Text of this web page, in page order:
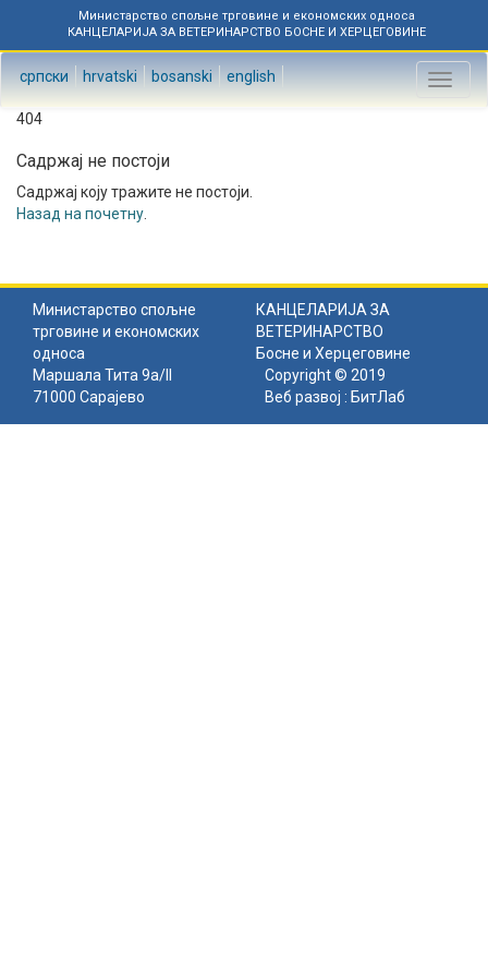
Министарство спољне трговине и економских односа
КАНЦЕЛАРИЈА ЗА ВЕТЕРИНАРСТВО БОСНЕ И ХЕРЦЕГОВИНЕ
српски hrvatski bosanski english
Toggle
404
Садржај не постоји
Садржај коју тражите не постоји.
Назад на почетну
Министарство спољне
трговине и економских
односа
КАНЦЕЛАРИЈА ЗА
ВЕТЕРИНАРСТВО
Босне и Херцеговине
Маршала Тита 9а/II
71000 Сарајево
Copyright © 2019
Веб развој : БитЛаб